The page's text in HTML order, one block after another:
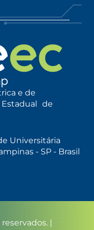
e de
Estadual de
Universitária
- SP - Brasil
|